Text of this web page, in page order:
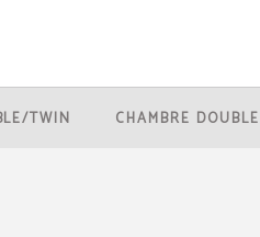
TWIN CHAMBRE